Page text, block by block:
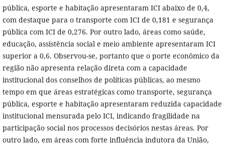
pública, esporte e habitação apresentaram ICI abaixo de 0,4,
com destaque para o transporte com ICI de 0,181 e segurança
pública com ICI de 0,276. Por outro lado, áreas como saúde,
educação, assistência social e meio ambiente apresentaram ICI
superior a 0,6. Observou-se, portanto que o porte econômico da
região não apresenta relação direta com a capacidade
institucional dos conselhos de políticas públicas, ao mesmo
tempo em que áreas estratégicas como transporte, segurança
pública, esporte e habitação apresentaram reduzida capacidade
institucional mensurada pelo ICI, indicando fragilidade na
participação social nos processos decisórios nestas áreas. Por
outro lado, em áreas com forte influência indutora da União,